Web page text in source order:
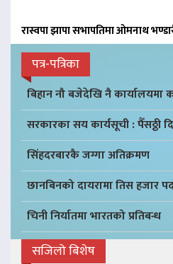
रास्वपा झापा सभापतिमा ओमनाथ
पत्र-पत्रिका
बिहान नौ बजेदेखि नै कार्यालयमा
सरकारका सय कार्यसूची : पैँसठ्ठी
सिंहदरबारकै जग्गा अतिक्रमण
छानबिनको दायरामा तिस हजार
चिनी निर्यातमा भारतको प्रतिबन्ध
सजिलो बिशेष